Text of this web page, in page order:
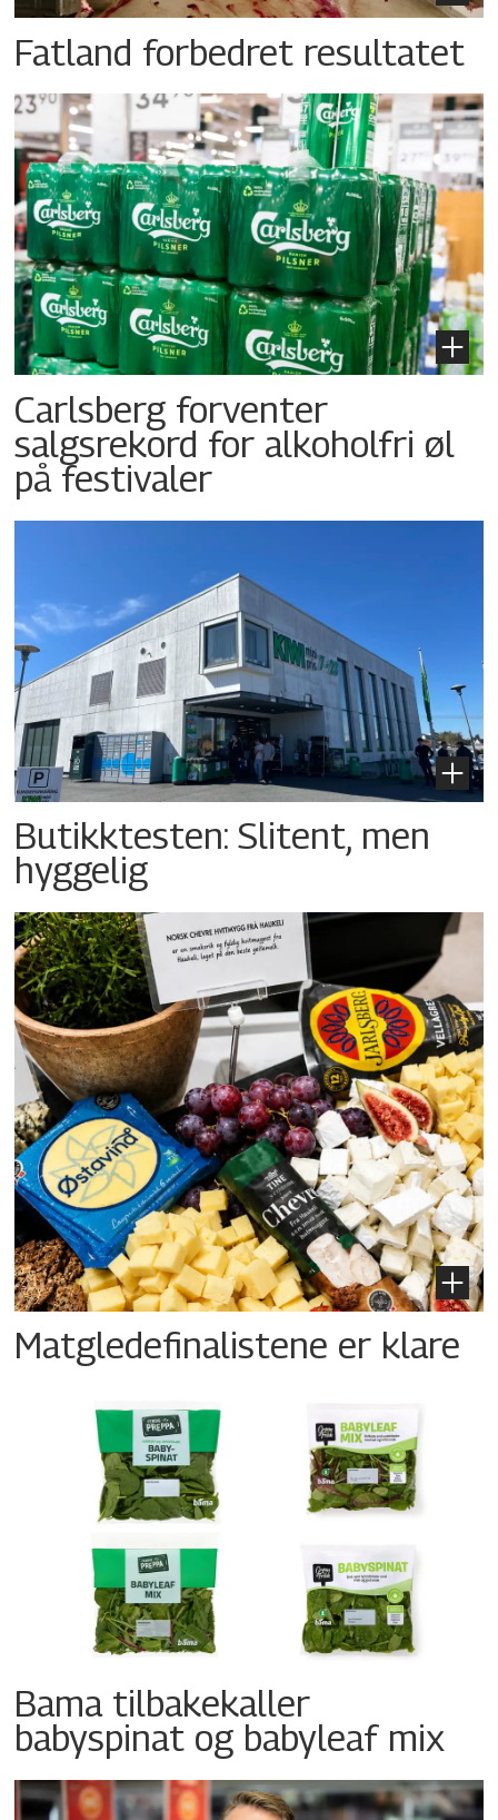
Fatland forbedret resultatet
Carlsberg forventer
salgsrekord for alkoholfri øl
på festivaler
Butikktesten: Slitent, men
hyggelig
Matgledefinalistene er klare
Bama tilbakekaller
babyspinat og babyleaf mix